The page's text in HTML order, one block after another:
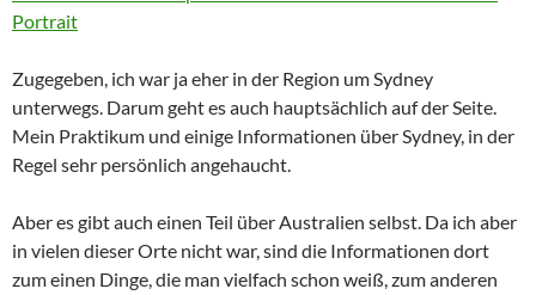
Portrait
Zugegeben, ich war ja eher in der Region um Sydney
unterwegs. Darum geht es auch hauptsächlich auf der Seite.
Mein Praktikum und einige Informationen über Sydney, in der
Regel sehr persönlich angehaucht.
Aber es gibt auch einen Teil über Australien selbst. Da ich aber
in vielen dieser Orte nicht war, sind die Informationen dort
zum einen Dinge, die man vielfach schon weiß, zum anderen